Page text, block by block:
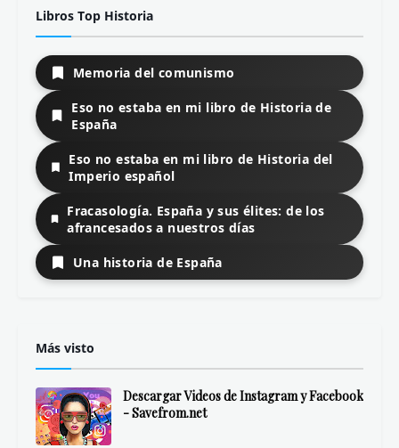
Libros Top Historia
Memoria del comunismo
Eso no estaba en mi libro de Historia de
España
Eso no estaba en mi libro de Historia del
Imperio español
Fracasología. España y sus élites: de los
afrancesados a nuestros días
Una historia de España
Más visto
Descargar Videos de Instagram y Facebook
- Savefrom.net